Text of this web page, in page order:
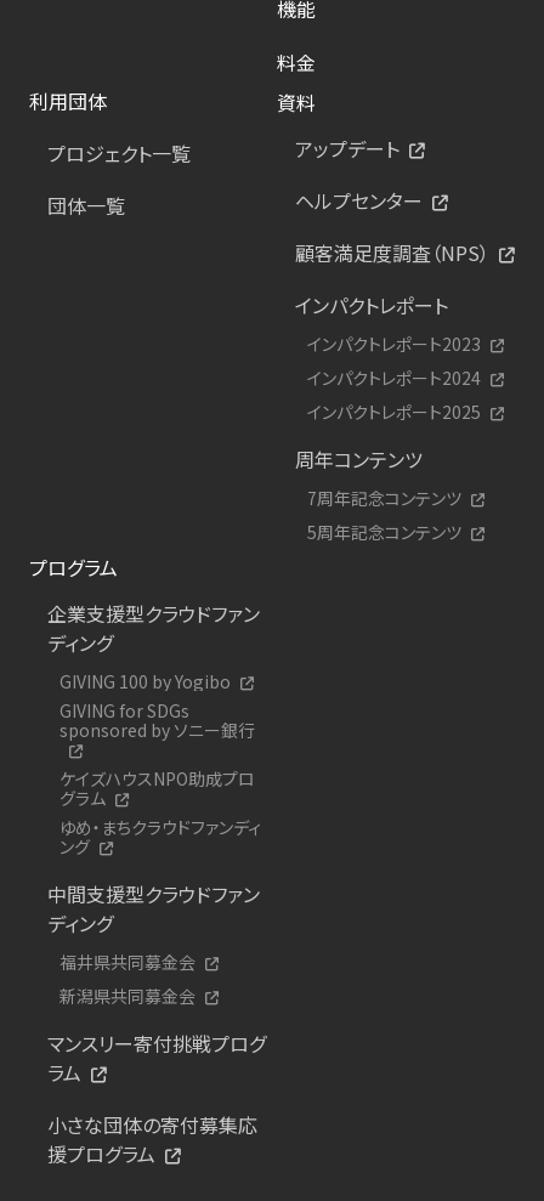
機能
料金
利用団体
プロジェクト一覧
団体一覧
資料
アップデート
ヘルプセンター
顧客満足度調査（NPS）
インパクトレポート
インパクトレポート2023
インパクトレポート2024
インパクトレポート2025
周年コンテンツ
7周年記念コンテンツ
5周年記念コンテンツ
プログラム
企業支援型クラウドファン
ディング
GIVING 100 by Yogibo
GIVING for SDGs
sponsored by ソニー銀行
ケイズハウスNPO助成プロ
グラム
ゆめ・まちクラウドファンディ
ング
中間支援型クラウドファン
ディング
福井県共同募金会
新潟県共同募金会
マンスリー寄付挑戦プログ
ラム
小さな団体の寄付募集応
援プログラム